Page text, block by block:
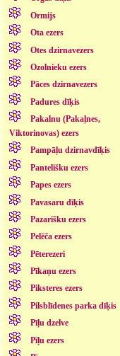
Ormijs
Ota ezers
Otes dzirnavezers
Ozolnieku ezers
Pāces dzirnavezers
Padures dīķis
Pakalnu (Pakaļnes,
Viktorinovas) ezers
Pampāļu dzirnavdīķis
Pantelišku ezers
Papes ezers
Pavasaru dīķis
Pazarišku ezers
Pelēča ezers
Pēterezeri
Pīkaņu ezers
Piksteres ezers
Pilsblīdenes parka dīķis
Pīļu dzelve
Pīļu ezers